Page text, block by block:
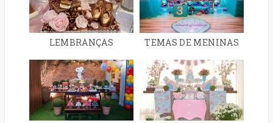
LEMBRANÇAS TEMAS DE MENINAS